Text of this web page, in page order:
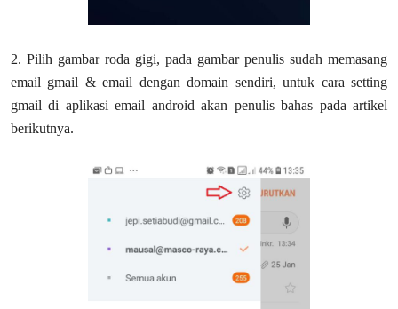
2. Pilih gambar roda gigi, pada gambar penulis sudah memasang
email gmail & email dengan domain sendiri, untuk cara setting
gmail di aplikasi email android akan penulis bahas pada artikel
berikutnya.